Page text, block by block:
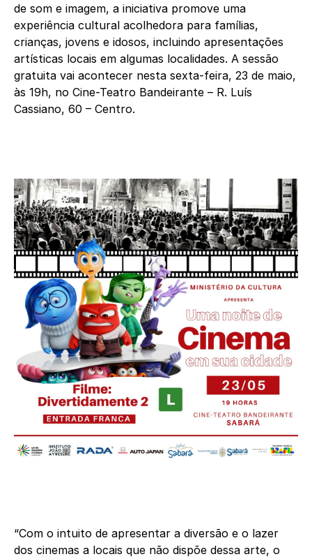
de som e imagem, a iniciativa promove uma
experiência cultural acolhedora para famílias,
crianças, jovens e idosos, incluindo apresentações
artísticas locais em algumas localidades. A sessão
gratuita vai acontecer nesta sexta-feira, 23 de maio,
às 19h, no Cine-Teatro Bandeirante – R. Luís
Cassiano, 60 – Centro.
“Com o intuito de apresentar a diversão e o lazer
dos cinemas a locais que não dispõe dessa arte, o